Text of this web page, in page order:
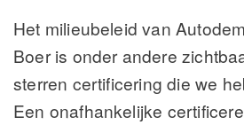
Het milieubeleid van
Boer is onder andere
sterren certificering die we
Een onafhankelijke